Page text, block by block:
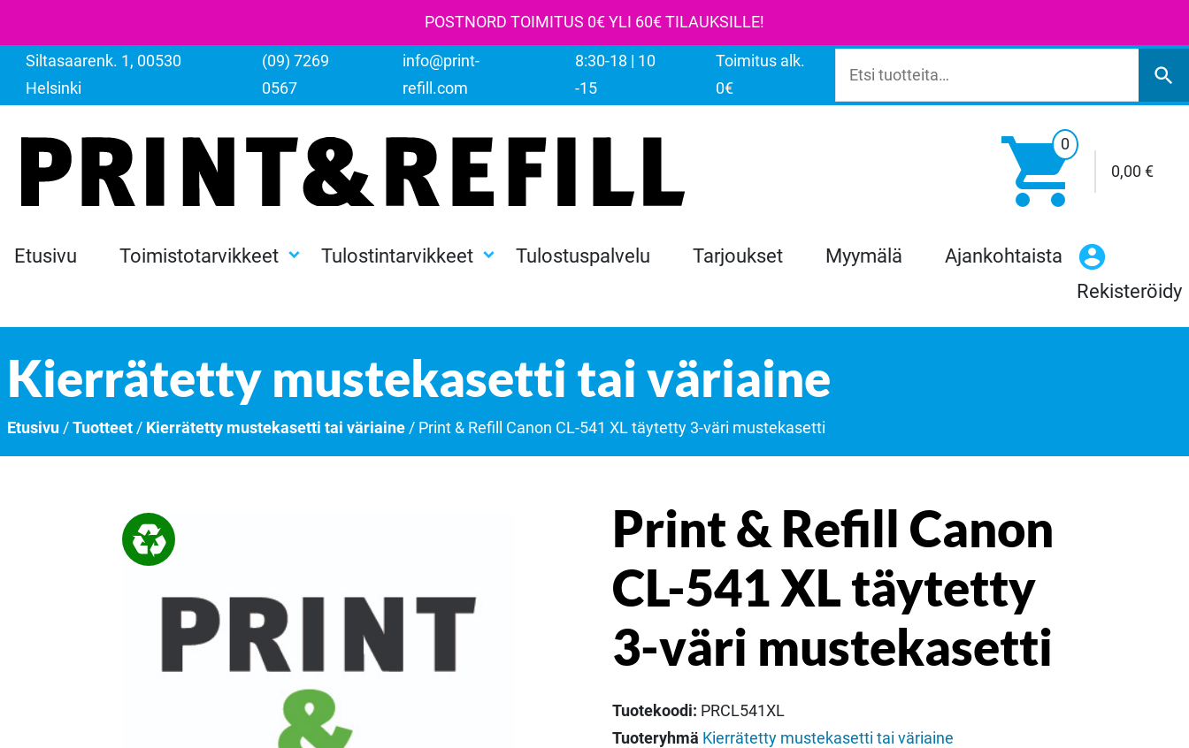
POSTNORD TOIMITUS 0€ YLI 60€ TILAUKSILLE!
Siltasaarenk. 1, 00530
Helsinki
(09) 7269
0567
info@print-
refill.com
8:30-18 | 10
-15
Toimitus alk.
0€
search

0
0,00 €
Etusivu Toimistotarvikkeet Tulostintarvikkeet Tulostuspalvelu Tarjoukset Myymälä
Ajankohtaista
Rekisteröidy
Kierrätetty mustekasetti tai väriaine
Etusivu / Tuotteet / Kierrätetty mustekasetti tai väriaine / Print & Refill Canon CL-541 XL täytetty 3-väri mustekasetti
Print & Refill Canon
CL-541 XL täytetty
3-väri mustekasetti
Tuotekoodi: PRCL541XL
Tuoteryhmä Kierrätetty mustekasetti tai väriaine